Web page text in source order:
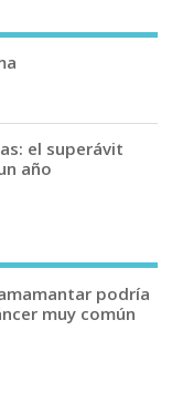
el superávit
año
podría
muy común